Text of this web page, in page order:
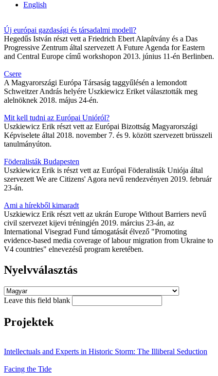
English
Új európai gazdasági és társadalmi modell?
Hegedűs István részt vett a Friedrich Ebert Alapítvány és a Das
Progressive Zentrum által szervezett A Future Agenda for Eastern
and Central Europe című workshopon 2013. június 11-én Berlinben.
Csere
A Magyarországi Európa Társaság taggyűlésén a lemondott
Schweitzer András helyére Uszkiewicz Eriket választották meg
alelnöknek 2018. május 24-én.
Mit kell tudni az Európai Unióról?
Uszkiewicz Erik részt vett az Európai Bizottság Magyarországi
Képviselete által 2018. november 7. és 9. között szervezett brüsszeli
tanulmányúton.
Föderalisták Budapesten
Uszkiewicz Erik is részt vett az Európai Föderalisták Uniója által
szervezett We are Citizens' Agora nevű rendezvényen 2019. február
23-án.
Ami a hírekből kimaradt
Uszkiewicz Erik részt vett az ukrán Europe Without Barriers nevű
civil szervezet kijevi tréningjén 2019. március 23-án, az
International Visegrad Fund támogatását élvező "Promoting
evidence-based media coverage of labour migration from Ukraine to
V4 countries" elnevezésű program keretében.
Nyelvválasztás
Leave this field blank
Projektek
Intellectuals and Experts in Historic Storm: The Illiberal Seduction
Facing the Tide